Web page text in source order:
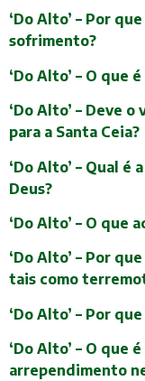
‘Do Alto’ – Por
sofrimento?
‘Do Alto’ – O que
‘Do Alto’ – Deve
para a Santa Ceia?
‘Do Alto’ – Qual
Deus?
‘Do Alto’ – O que
‘Do Alto’ – Por
tais como
‘Do Alto’ – Por
‘Do Alto’ – O que
arrependimento